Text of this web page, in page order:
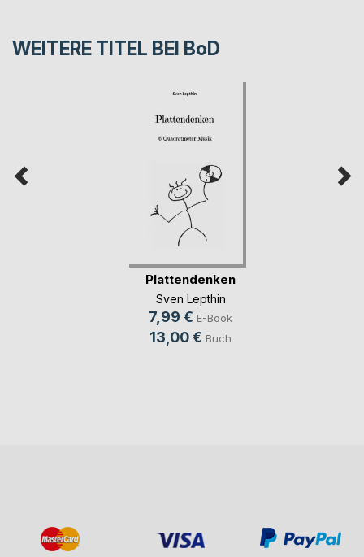
WEITERE TITEL BEI BoD
Plattendenken
Sven Lepthin
7,99 € E-Book
13,00 € Buch